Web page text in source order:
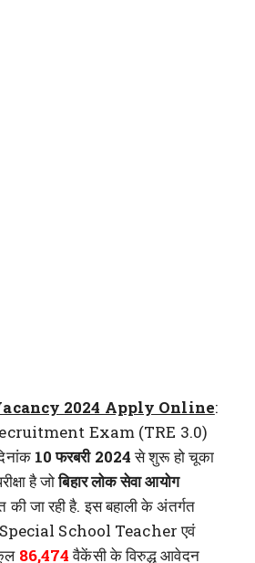
2024 Apply Online:
Exam (TRE 3.0)
10 फरबरी 2024से शुरू हो चूका
है जोबिहार लोक सेवा आयोग
की जा रही है. इस बहाली के अंतर्गत
School Teacher एवं
86,474वैकेंसी के विरुद्ध आवेदन